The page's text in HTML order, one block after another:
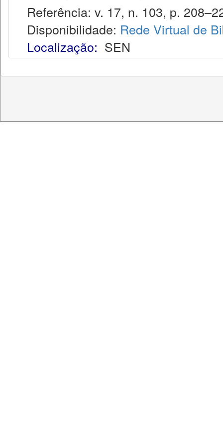
Referência: v. 17, n. 103, p.
Disponibilidade: Rede Virtual de
Localização: SEN